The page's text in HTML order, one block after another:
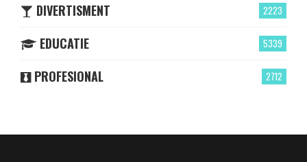
2223
DIVERTISMENT
5339
EDUCATIE
2712
PROFESIONAL